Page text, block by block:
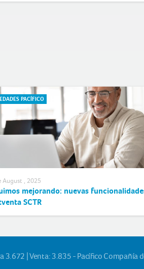
PACÍFICO
August , 2025
mejorando: nuevas
SCTR
| Venta: 3.835 - Pacífico Compañía